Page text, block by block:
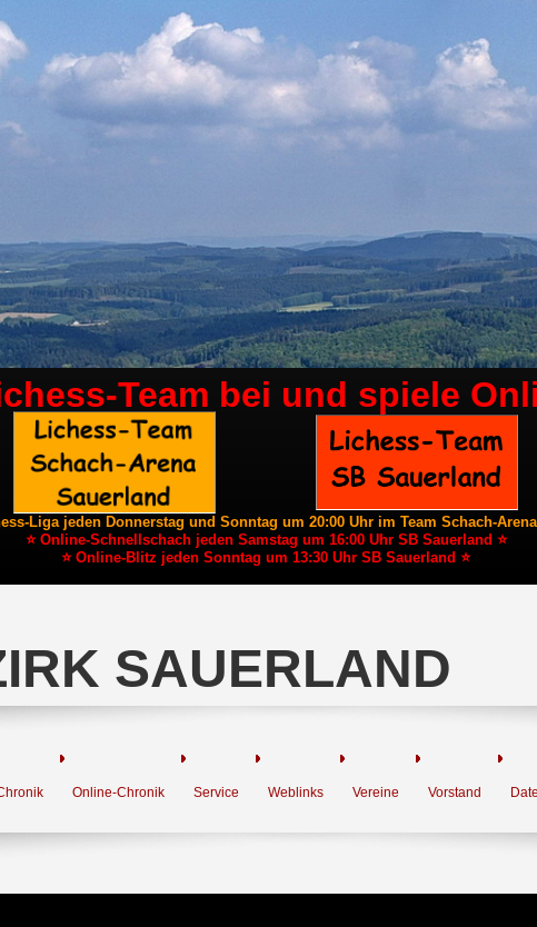
Team bei und spiele
Liga jeden Donnerstag und Sonntag um 20:00 Uhr im Team Schach-
⭐ Online-Schnellschach jeden Samstag um 16:00 Uhr SB Sauerland ⭐
⭐ Online-Blitz jeden Sonntag um 13:30 Uhr SB Sauerland ⭐
SAUERLAND
Online-Chronik Service Weblinks Vereine Vorstand